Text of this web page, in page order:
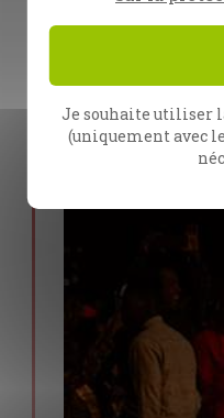
Je souhaite utiliser
(uniquement avec